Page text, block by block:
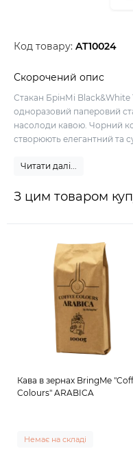
Код товару: AT10024
Скорочений опис
Стакан БрінМі Black&White
одноразовий паперовий
насолоди кавою. Чорний
створюють елегантний та
Читати далі...
З цим товаром
Кава в зернах BringMe
Colours" ARABICA
Немає на складі